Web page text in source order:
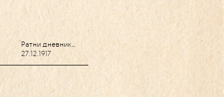
Ратни дневник…
27.12.1917